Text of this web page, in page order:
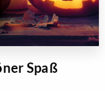
Spaß